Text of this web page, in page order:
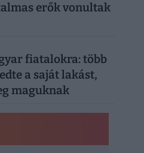
erők vonultak
fiatalokra: több
a saját lakást,
maguknak